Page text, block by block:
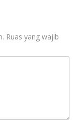
Ruas yang wajib